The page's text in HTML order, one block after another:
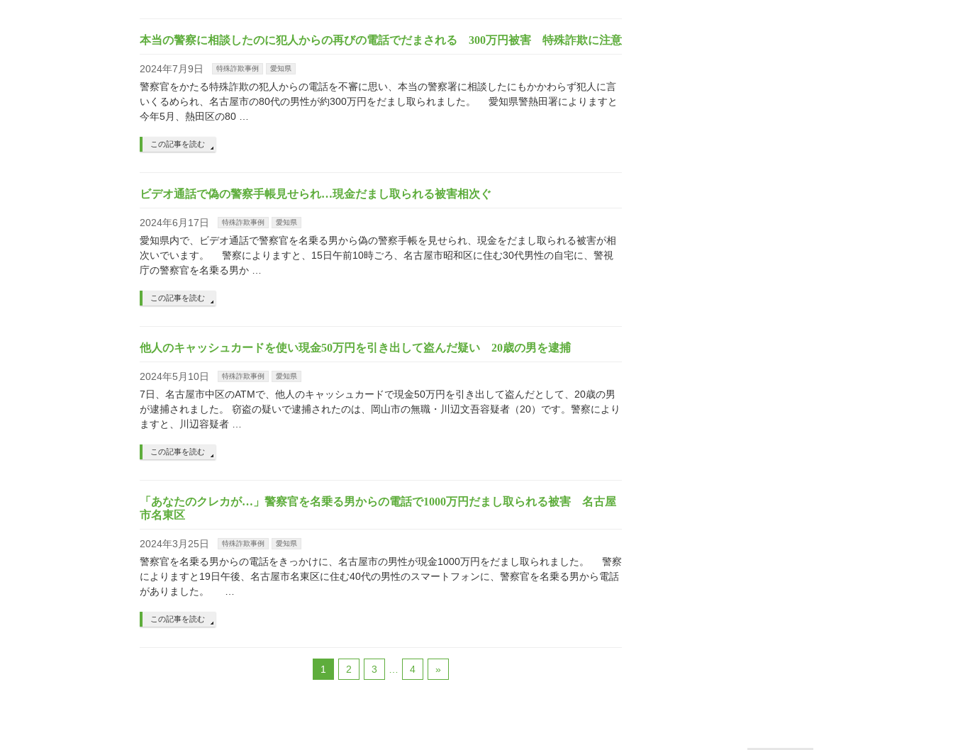
本当の警察に相談したのに犯人からの再びの電話でだまされる 300万円被害 特殊詐欺に注意
2024年7月9日 特殊詐欺事例 愛知県
警察官をかたる特殊詐欺の犯人からの電話を不審に思い、本当の警察署に相談したにもかかわらず犯人に言
いくるめられ、名古屋市の80代の男性が約300万円をだまし取られました。 愛知県警熱田署によりますと
今年5月、熱田区の80 …
この記事を読む
ビデオ通話で偽の警察手帳見せられ…現金だまし取られる被害相次ぐ
2024年6月17日 特殊詐欺事例 愛知県
愛知県内で、ビデオ通話で警察官を名乗る男から偽の警察手帳を見せられ、現金をだまし取られる被害が相
次いでいます。 警察によりますと、15日午前10時ごろ、名古屋市昭和区に住む30代男性の自宅に、警視
庁の警察官を名乗る男か …
この記事を読む
他人のキャッシュカードを使い現金50万円を引き出して盗んだ疑い 20歳の男を逮捕
2024年5月10日 特殊詐欺事例 愛知県
7日、名古屋市中区のATMで、他人のキャッシュカードで現金50万円を引き出して盗んだとして、20歳の男
が逮捕されました。 窃盗の疑いで逮捕されたのは、岡山市の無職・川辺文吾容疑者（20）です。警察により
ますと、川辺容疑者 …
この記事を読む
「あなたのクレカが…」警察官を名乗る男からの電話で1000万円だまし取られる被害 名古屋
市名東区
2024年3月25日 特殊詐欺事例 愛知県
警察官を名乗る男からの電話をきっかけに、名古屋市の男性が現金1000万円をだまし取られました。 警察
によりますと19日午後、名古屋市名東区に住む40代の男性のスマートフォンに、警察官を名乗る男から電話
がありました。 …
この記事を読む
1 2 3 4 »